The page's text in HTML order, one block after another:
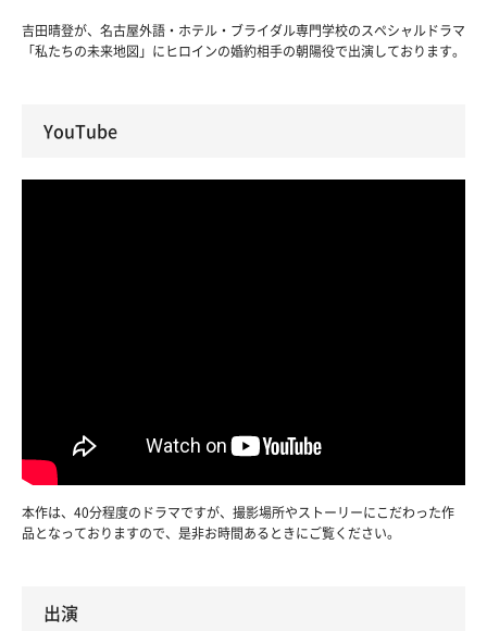
吉田晴登が、名古屋外語・ホテル・ブライダル専門学校のスペシャルドラマ
「私たちの未来地図」にヒロインの婚約相手の朝陽役で出演しております。
YouTube
本作は、40分程度のドラマですが、撮影場所やストーリーにこだわった作
品となっておりますので、是非お時間あるときにご覧ください。
出演